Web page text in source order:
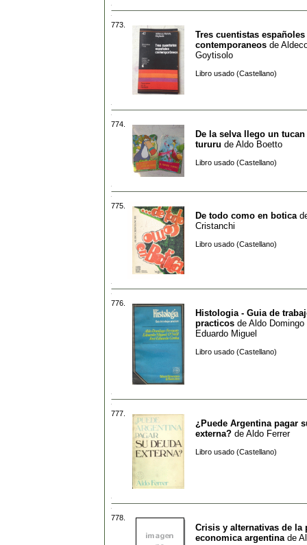
773.
Tres cuentistas españoles
contemporaneos de
Goytisolo
Libro usado (Castellano)
774.
De la selva llego un
tururu de Aldo Boetto
Libro usado (Castellano)
775.
De todo como en botica
Cristanchi
Libro usado (Castellano)
776.
Histologia - Guia de
practicos de Aldo Domingo
Eduardo Miguel
Libro usado (Castellano)
777.
¿Puede Argentina pagar
externa? de Aldo Ferrer
Libro usado (Castellano)
778.
Crisis y alternativas de la
economica argentina de